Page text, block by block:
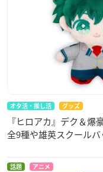
オタ活・推し活 グッズ
『ヒロアカ』デク＆爆
全9種や雄英スクール
話題 アニメ